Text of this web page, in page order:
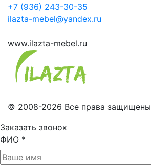
+7 (936) 243-30-35
ilazta-mebel@yandex.ru
www.ilazta-mebel.ru
© 2008-2026 Все права защищены
Заказать звонок
ФИО *